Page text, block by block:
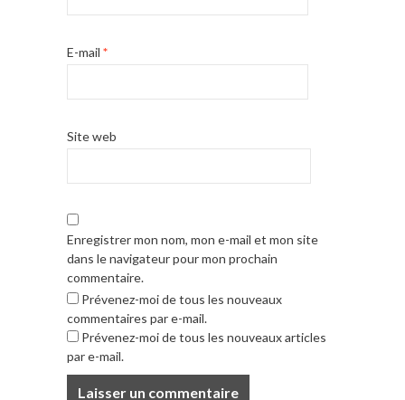
E-mail *
Site web
Enregistrer mon nom, mon e-mail et mon site
dans le navigateur pour mon prochain
commentaire.
Prévenez-moi de tous les nouveaux
commentaires par e-mail.
Prévenez-moi de tous les nouveaux articles
par e-mail.